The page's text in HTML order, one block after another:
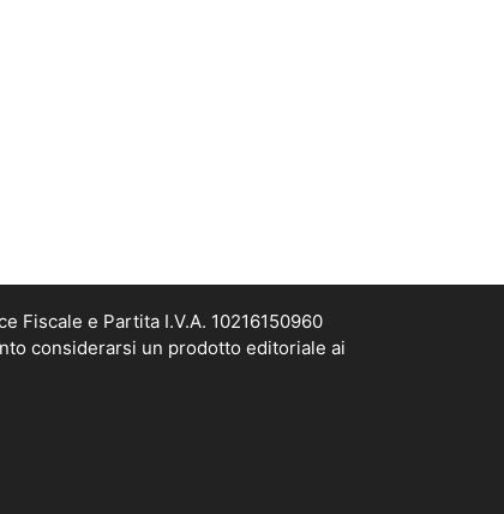
Fiscale e Partita I.V.A. 10216150960
considerarsi un prodotto editoriale ai